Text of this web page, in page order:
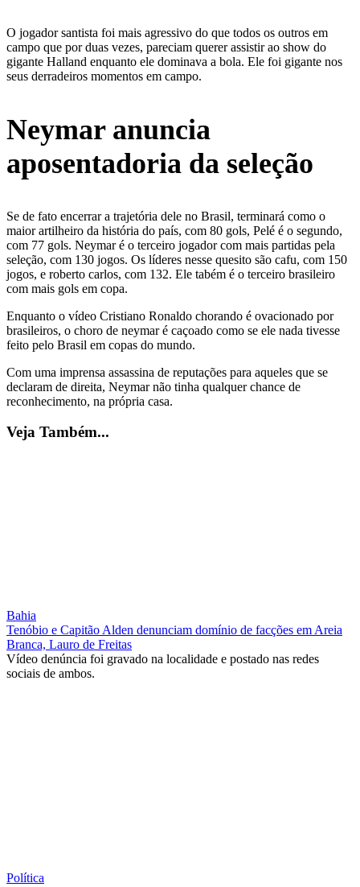
O jogador santista foi mais agressivo do que todos os outros em
campo que por duas vezes, pareciam querer assistir ao show do
gigante Halland enquanto ele dominava a bola. Ele foi gigante nos
seus derradeiros momentos em campo.
Neymar anuncia
aposentadoria da seleção
Se de fato encerrar a trajetória dele no Brasil, terminará como o
maior artilheiro da história do país, com 80 gols, Pelé é o segundo,
com 77 gols. Neymar é o terceiro jogador com mais partidas pela
seleção, com 130 jogos. Os líderes nesse quesito são cafu, com 150
jogos, e roberto carlos, com 132. Ele tabém é o terceiro brasileiro
com mais gols em copa.
Enquanto o vídeo Cristiano Ronaldo chorando é ovacionado por
brasileiros, o choro de neymar é caçoado como se ele nada tivesse
feito pelo Brasil em copas do mundo.
Com uma imprensa assassina de reputações para aqueles que se
declaram de direita, Neymar não tinha qualquer chance de
reconhecimento, na própria casa.
Veja Também...
Bahia
Tenóbio e Capitão Alden denunciam domínio de facções em Areia
Branca, Lauro de Freitas
Vídeo denúncia foi gravado na localidade e postado nas redes
sociais de ambos.
Política